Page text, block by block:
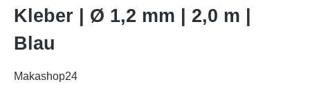
Kleber | Ø 1,2 mm | 2,0 m |
Blau
Makashop24